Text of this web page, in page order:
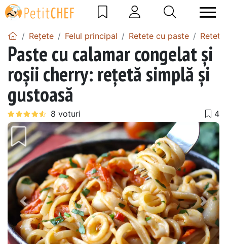
Rețete Felul principal Retete cu paste
Paste cu calamar congelat și
roșii cherry: rețetă simplă și
gustoasă
Precedentul